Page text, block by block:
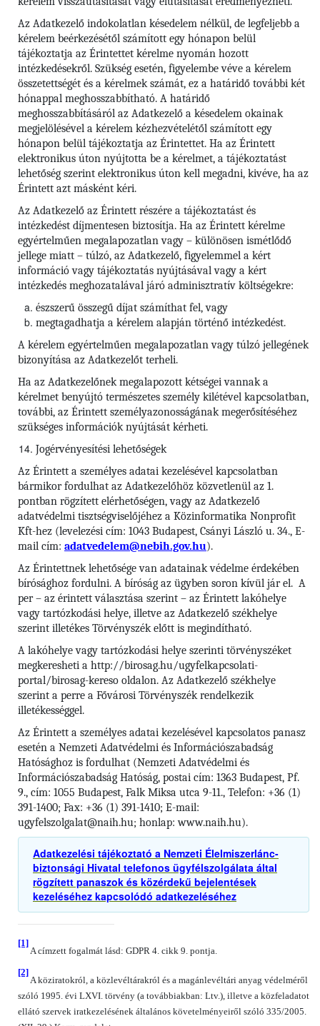
Az Adatkezelő indokolatlan késedelem nélkül, de legfeljebb a
kérelem beérkezésétől számított egy hónapon belül
tájékoztatja az Érintettet kérelme nyomán hozott
intézkedésekről. Szükség esetén, figyelembe véve a kérelem
összetettségét és a kérelmek számát, ez a határidő további két
hónappal meghosszabbítható. A határidő
meghosszabbításáról az Adatkezelő a késedelem okainak
megjelölésével a kérelem kézhezvételétől számított egy
hónapon belül tájékoztatja az Érintettet. Ha az Érintett
elektronikus úton nyújtotta be a kérelmet, a tájékoztatást
lehetőség szerint elektronikus úton kell megadni, kivéve, ha az
Érintett azt másként kéri.
Az Adatkezelő az Érintett részére a tájékoztatást és
intézkedést díjmentesen biztosítja. Ha az Érintett kérelme
egyértelműen megalapozatlan vagy – különösen ismétlődő
jellege miatt – túlzó, az Adatkezelő, figyelemmel a kért
információ vagy tájékoztatás nyújtásával vagy a kért
intézkedés meghozatalával járó adminisztratív költségekre:
észszerű összegű díjat számíthat fel, vagy
megtagadhatja a kérelem alapján történő intézkedést.
A kérelem egyértelműen megalapozatlan vagy túlzó jellegének
bizonyítása az Adatkezelőt terheli.
Ha az Adatkezelőnek megalapozott kétségei vannak a
kérelmet benyújtó természetes személy kilétével kapcsolatban,
további, az Érintett személyazonosságának megerősítéséhez
szükséges információk nyújtását kérheti.
Jogérvényesítési lehetőségek
Az Érintett a személyes adatai kezelésével kapcsolatban
bármikor fordulhat az Adatkezelőhöz közvetlenül az 1.
pontban rögzített elérhetőségen, vagy az Adatkezelő
adatvédelmi tisztségviselőjéhez a Közinformatika Nonprofit
Kft-hez (levelezési cím: 1043 Budapest, Csányi László u. 34., E-
mail cím: adatvedelem@nebih.gov.hu).
Az Érintettnek lehetősége van adatainak védelme érdekében
bírósághoz fordulni. A bíróság az ügyben soron kívül jár el. A
per – az érintett választása szerint – az Érintett lakóhelye
vagy tartózkodási helye, illetve az Adatkezelő székhelye
szerint illetékes Törvényszék előtt is megindítható.
A lakóhelye vagy tartózkodási helye szerinti törvényszéket
megkeresheti a http://birosag.hu/ugyfelkapcsolati-
portal/birosag-kereso oldalon. Az Adatkezelő székhelye
szerint a perre a Fővárosi Törvényszék rendelkezik
illetékességgel.
Az Érintett a személyes adatai kezelésével kapcsolatos panasz
esetén a Nemzeti Adatvédelmi és Információszabadság
Hatósághoz is fordulhat (Nemzeti Adatvédelmi és
Információszabadság Hatóság, postai cím: 1363 Budapest, Pf.
9., cím: 1055 Budapest, Falk Miksa utca 9-11., Telefon: +36 (1)
391-1400; Fax: +36 (1) 391-1410; E-mail:
ugyfelszolgalat@naih.hu; honlap: www.naih.hu).
Adatkezelési tájékoztató a Nemzeti Élelmiszerlánc-
biztonsági Hivatal telefonos ügyfélszolgálata által
rögzített panaszok és közérdekű bejelentések
kezeléséhez kapcsolódó adatkezeléséhez
[1]
A címzett fogalmát lásd: GDPR 4. cikk 9. pontja.
[2]
A köziratokról, a közlevéltárakról és a magánlevéltári anyag védelméről
szóló 1995. évi LXVI. törvény (a továbbiakban: Ltv.), illetve a közfeladatot
ellátó szervek iratkezelésének általános követelményeiről szóló 335/2005.